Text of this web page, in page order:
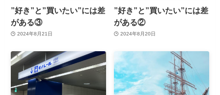
”好き”と”買いたい”には差
がある③
2024年8月21日
”好き”と”買いたい”には差
がある②
2024年8月20日